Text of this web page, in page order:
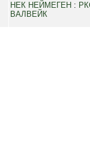
НЕК НЕЙМЕГЕН :
ВАЛВЕЙК